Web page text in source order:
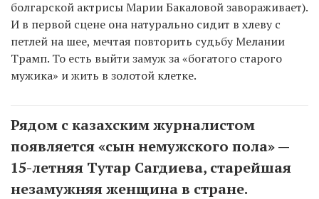
болгарской актрисы Марии Бакаловой завораживает).
И в первой сцене она натурально сидит в хлеву с
петлей на шее, мечтая повторить судьбу Мелании
Трамп. То есть выйти замуж за «богатого старого
мужика» и жить в золотой клетке.
Рядом с казахским журналистом
появляется «сын немужского пола» —
15-летняя Тутар Сагдиева, старейшая
незамужняя женщина в стране.